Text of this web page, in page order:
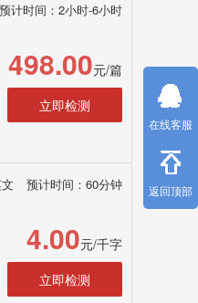
预计时间：2小时-6小时
498.00元/篇
立即检测
预计时间：60分钟
4.00元/千字
立即检测
在线客服
返回顶部